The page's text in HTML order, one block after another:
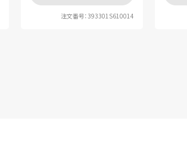
注文番号：393301S610014